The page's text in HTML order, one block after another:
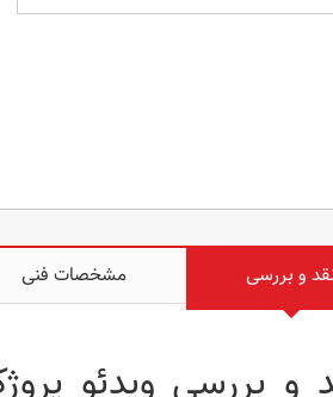
و بررسی مشخصات فنی